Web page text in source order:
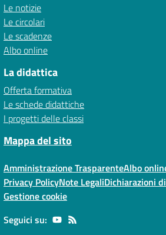
Le notizie
Le circolari
Le scadenze
Albo online
La didattica
Offerta formativa
Le schede didattiche
I progetti delle classi
Mappa del sito
Amministrazione TrasparenteAlbo
Privacy PolicyNote LegaliDichiarazioni
Gestione cookie
Seguici su: